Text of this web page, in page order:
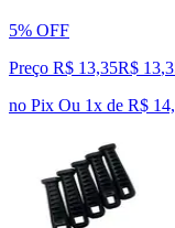
5% OFF
Preço R$ 13,35R$ 13,
no Pix Ou 1x de R$